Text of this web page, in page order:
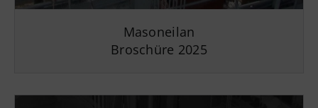
Masoneilan
Broschüre 2025